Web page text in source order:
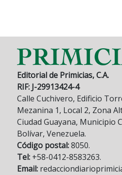
Editorial de Primicias, C.A.
RIF: J-29913424-4
Calle Cuchivero, Edificio
Mezanina 1, Local 2, Zona
Ciudad Guayana, Municipio
Bolívar, Venezuela.
Código postal:8050.
Tel: +58-0412-8583263.
Email: